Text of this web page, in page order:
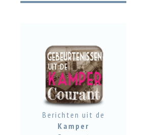
Berichten uit de
Kamper